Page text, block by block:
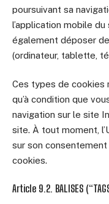
poursuivant sa
l’application mobile
également déposer
(ordinateur, tablette,
Ces types de cookies
qu’à condition que
navigation sur le site
site. À tout moment,
sur son
cookies.
Article 9.2. BALISES